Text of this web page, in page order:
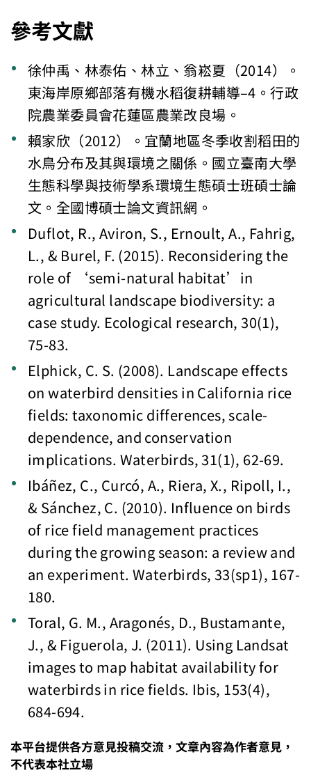
參考文獻
徐仲禹、林泰佑、林立、翁崧夏（2014）。
東海岸原鄉部落有機水稻復耕輔導–4。行政
院農業委員會花蓮區農業改良場。
賴家欣（2012）。宜蘭地區冬季收割稻田的
水鳥分布及其與環境之關係。國立臺南大學
生態科學與技術學系環境生態碩士班碩士論
文。全國博碩士論文資訊網。
Duflot, R., Aviron, S., Ernoult, A., Fahrig,
L., & Burel, F. (2015). Reconsidering the
role of ‘semi-natural habitat’in
agricultural landscape biodiversity: a
case study. Ecological research, 30(1),
75-83.
Elphick, C. S. (2008). Landscape effects
on waterbird densities in California rice
fields: taxonomic differences, scale-
dependence, and conservation
implications. Waterbirds, 31(1), 62-69.
Ibáñez, C., Curcó, A., Riera, X., Ripoll, I.,
& Sánchez, C. (2010). Influence on birds
of rice field management practices
during the growing season: a review and
an experiment. Waterbirds, 33(sp1), 167-
180.
Toral, G. M., Aragonés, D., Bustamante,
J., & Figuerola, J. (2011). Using Landsat
images to map habitat availability for
waterbirds in rice fields. Ibis, 153(4),
684-694.
本平台提供各方意見投稿交流，文章內容為作者意見，
不代表本社立場